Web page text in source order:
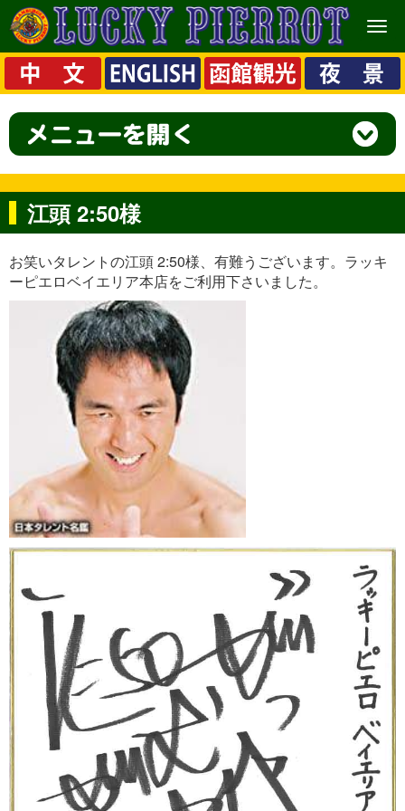
メ
ニ
ュ
ー
江頭 2:50様
お笑いタレントの江頭 2:50様、有難うございます。ラッキ
ーピエロベイエリア本店をご利用下さいました。